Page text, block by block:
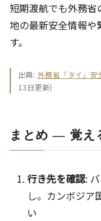
短期渡航でも外務
地の最新安全情報や
す。
出典: 外務省「タイ」安
13日更新)
まとめ ― 覚え
行き先を確認:
し。カンボジア
い